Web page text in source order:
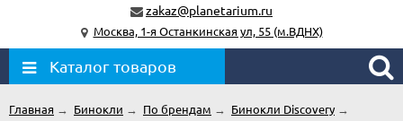
zakaz@planetarium.ru
Москва, 1-я Останкинская ул, 55 (м.ВДНХ)
Каталог товаров
Главная → Бинокли → По брендам → Бинокли Discovery→